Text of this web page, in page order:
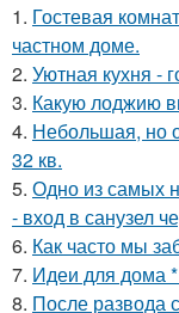
1. Гостевая
частном доме.
2. Уютная кухня -
3. Какую лоджию
4. Небольшая, но
32 кв.
5. Одно из самых
- вход в санузел
6. Как часто мы
7. Идеи для дома
8. После развода